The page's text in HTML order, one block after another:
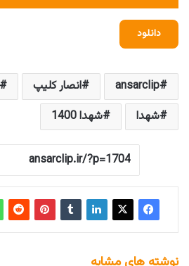
دانلود
ansarclip انصار کلیپ
شهدا
شهدا 1400